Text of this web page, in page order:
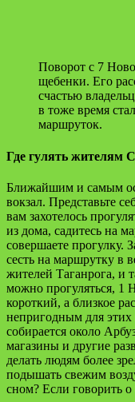
Поворот с 7
щебенки. Его
счастью
в тоже время
маршруток.
Где гулять жителям
Ближайшим и самым
вокзал. Представьте
вам захотелось
из дома, садитесь на
совершаете прогулку.
сесть на маршрутку в
жителей Таганрога, и
можно прогуляться, 1
короткий, а близкое
непригодным для
собирается около
магазины и другие
делать людям более
подышать свежим
сном? Если говорить